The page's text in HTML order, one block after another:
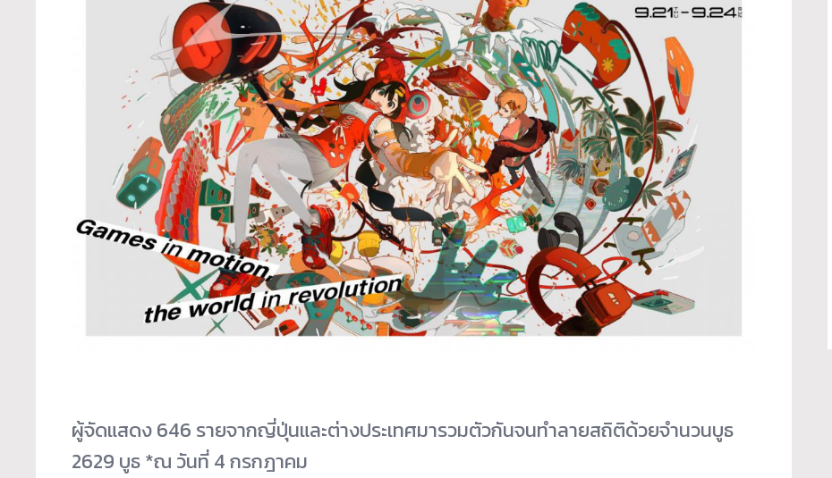
ผู้จัดแสดง 646 รายจากญี่ปุ่นและต่างประเทศมารวมตัวกันจนทำลายสถิติด้วยจำนวนบูธ
2629 บูธ *ณ วันที่ 4 กรกฎาคม